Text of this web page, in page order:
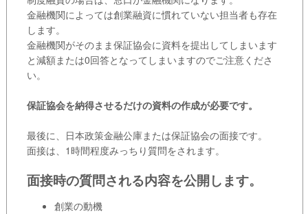
金融機関によっては創業融資に慣れていない担当者も存在
します。
金融機関がそのまま保証協会に資料を提出してしまいます
と減額または0回答となってしまいますのでご注意くださ
い。
保証協会を納得させるだけの資料の作成が必要です。
最後に、日本政策金融公庫または保証協会の面接です。
面接は、1時間程度みっちり質問をされます。
面接時の質問される内容を公開します。
創業の動機